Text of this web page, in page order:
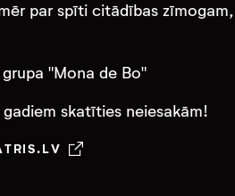
par spīti citādības
"Mona de Bo"
gadiem skatīties neiesakām!